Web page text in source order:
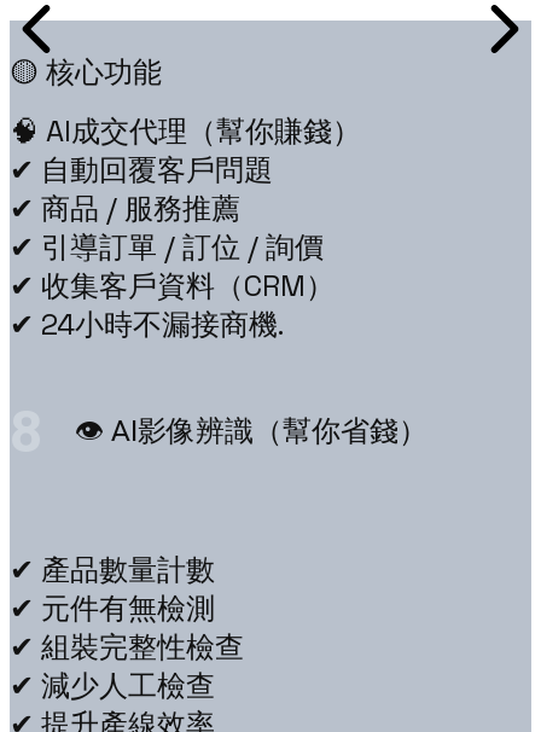
🟡 核心功能
🧠 AI成交代理（幫你賺錢）
✔ 自動回覆客戶問題
✔ 商品 / 服務推薦
✔ 引導訂單 / 訂位 / 詢價
✔ 收集客戶資料（CRM）
✔ 24小時不漏接商機.
👁 AI影像辨識（幫你省錢）
✔ 產品數量計數
✔ 元件有無檢測
✔ 組裝完整性檢查
✔ 減少人工檢查
✔ 提升產線效率